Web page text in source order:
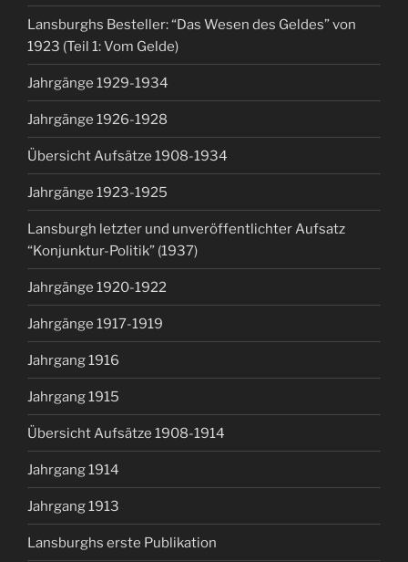
Lansburghs Besteller: “Das Wesen des Geldes” von
1923 (Teil 1: Vom Gelde)
Jahrgänge 1929-1934
Jahrgänge 1926-1928
Übersicht Aufsätze 1908-1934
Jahrgänge 1923-1925
Lansburgh letzter und unveröffentlichter Aufsatz
“Konjunktur-Politik” (1937)
Jahrgänge 1920-1922
Jahrgänge 1917-1919
Jahrgang 1916
Jahrgang 1915
Übersicht Aufsätze 1908-1914
Jahrgang 1914
Jahrgang 1913
Lansburghs erste Publikation